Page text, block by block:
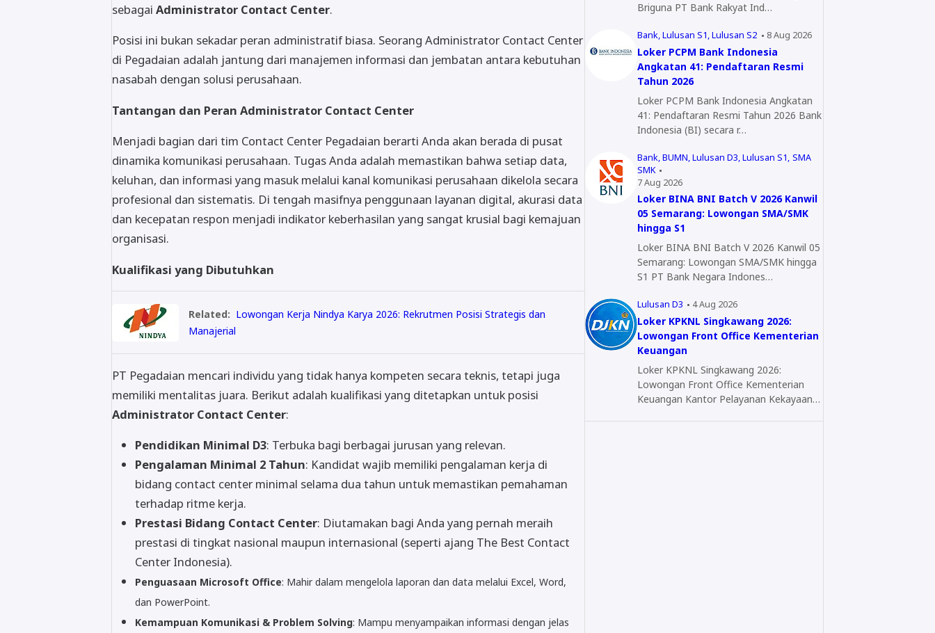
sebagai Administrator Contact Center.
Posisi ini bukan sekadar peran administratif biasa. Seorang Administrator Contact Center
di Pegadaian adalah jantung dari manajemen informasi dan jembatan antara kebutuhan
nasabah dengan solusi perusahaan.
Tantangan dan Peran Administrator Contact Center
Menjadi bagian dari tim Contact Center Pegadaian berarti Anda akan berada di pusat
dinamika komunikasi perusahaan. Tugas Anda adalah memastikan bahwa setiap data,
keluhan, dan informasi yang masuk melalui kanal komunikasi perusahaan dikelola secara
profesional dan sistematis. Di tengah masifnya penggunaan layanan digital, akurasi data
dan kecepatan respon menjadi indikator keberhasilan yang sangat krusial bagi kemajuan
organisasi.
Kualifikasi yang Dibutuhkan
Related: Lowongan Kerja Nindya Karya 2026: Rekrutmen Posisi Strategis dan
Manajerial
PT Pegadaian mencari individu yang tidak hanya kompeten secara teknis, tetapi juga
memiliki mentalitas juara. Berikut adalah kualifikasi yang ditetapkan untuk posisi
Administrator Contact Center:
Pendidikan Minimal D3: Terbuka bagi berbagai jurusan yang relevan.
Pengalaman Minimal 2 Tahun: Kandidat wajib memiliki pengalaman kerja di
bidang contact center minimal selama dua tahun untuk memastikan pemahaman
terhadap ritme kerja.
Prestasi Bidang Contact Center: Diutamakan bagi Anda yang pernah meraih
prestasi di tingkat nasional maupun internasional (seperti ajang The Best Contact
Center Indonesia).
Penguasaan Microsoft Office: Mahir dalam mengelola laporan dan data melalui Excel, Word,
dan PowerPoint.
Kemampuan Komunikasi & Problem Solving: Mampu menyampaikan informasi dengan jelas
Briguna PT Bank Rakyat Ind…
Bank Lulusan S1 Lulusan S2 8 Aug 2026
Loker PCPM Bank Indonesia
Angkatan 41: Pendaftaran Resmi
Tahun 2026
Loker PCPM Bank Indonesia Angkatan
41: Pendaftaran Resmi Tahun 2026 Bank
Indonesia (BI) secara r…
Bank BUMN Lulusan D3 Lulusan S1 SMA
SMK
7 Aug 2026
Loker BINA BNI Batch V 2026 Kanwil
05 Semarang: Lowongan SMA/SMK
hingga S1
Loker BINA BNI Batch V 2026 Kanwil 05
Semarang: Lowongan SMA/SMK hingga
S1 PT Bank Negara Indones…
Lulusan D3 4 Aug 2026
Loker KPKNL Singkawang 2026:
Lowongan Front Office Kementerian
Keuangan
Loker KPKNL Singkawang 2026:
Lowongan Front Office Kementerian
Keuangan Kantor Pelayanan Kekayaan…